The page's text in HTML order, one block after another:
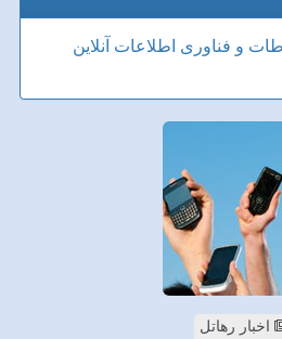
و فناوری اطلاعات آنلاین
اخبار رهاتل